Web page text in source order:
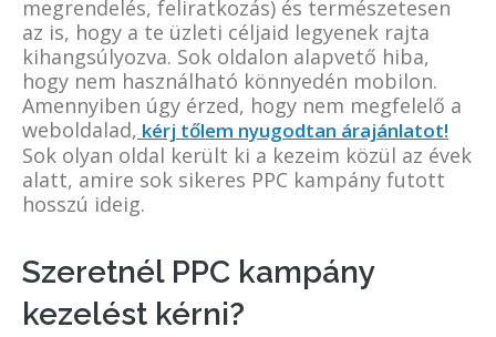
megrendelés, feliratkozás) és természetesen
az is, hogy a te üzleti céljaid legyenek rajta
kihangsúlyozva. Sok oldalon alapvető hiba,
hogy nem használható könnyedén mobilon.
Amennyiben úgy érzed, hogy nem megfelelő a
weboldalad, kérj tőlem nyugodtan árajánlatot!
Sok olyan oldal került ki a kezeim közül az évek
alatt, amire sok sikeres PPC kampány futott
hosszú ideig.
Szeretnél PPC kampány
kezelést kérni?